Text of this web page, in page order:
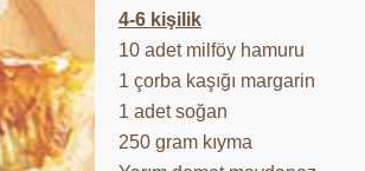
4-6 kişilik
10 adet milföy hamuru
1 çorba kaşığı margarin
1 adet soğan
250 gram kıyma